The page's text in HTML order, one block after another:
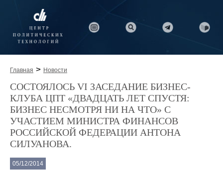
Главная > Новости
СОСТОЯЛОСЬ VI ЗАСЕДАНИЕ БИЗНЕС-
КЛУБА ЦПТ «ДВАДЦАТЬ ЛЕТ СПУСТЯ:
БИЗНЕС НЕСМОТРЯ НИ НА ЧТО» С
УЧАСТИЕМ МИНИСТРА ФИНАНСОВ
РОССИЙСКОЙ ФЕДЕРАЦИИ АНТОНА
СИЛУАНОВА.
05/12/2014